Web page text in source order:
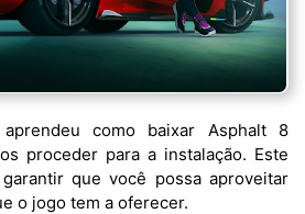
como baixar Asphalt 8
proceder para a instalação. Este
que você possa aproveitar
o jogo tem a oferecer.